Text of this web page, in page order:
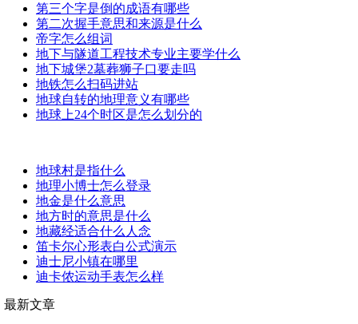
第三个字是倒的成语有哪些
第二次握手意思和来源是什么
帝字怎么组词
地下与隧道工程技术专业主要学什么
地下城堡2墓葬狮子口要走吗
地铁怎么扫码进站
地球自转的地理意义有哪些
地球上24个时区是怎么划分的
地球村是指什么
地理小博士怎么登录
地金是什么意思
地方时的意思是什么
地藏经适合什么人念
笛卡尔心形表白公式演示
迪士尼小镇在哪里
迪卡侬运动手表怎么样
最新文章